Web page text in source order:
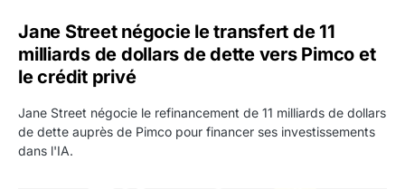
Jane Street négocie le transfert de 11
milliards de dollars de dette vers Pimco et
le crédit privé
Jane Street négocie le refinancement de 11 milliards de dollars
de dette auprès de Pimco pour financer ses investissements
dans l'IA.